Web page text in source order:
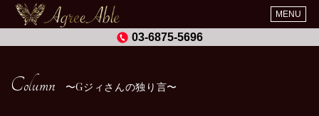
MENU
03-6875-5696
Column Gジィさんの独り言